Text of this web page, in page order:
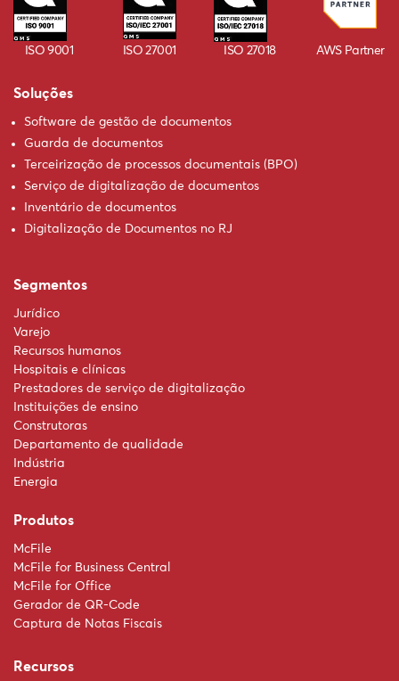
Soluções
Software de gestão de documentos
Guarda de documentos
Terceirização de processos documentais (BPO)
Serviço de digitalização de documentos
Inventário de documentos
Digitalização de Documentos no RJ
ISO 9001 ISO 27001 ISO 27018 AWS Partner
Segmentos
Jurídico
Varejo
Recursos humanos
Hospitais e clínicas
Prestadores de serviço de digitalização
Instituições de ensino
Construtoras
Departamento de qualidade
Indústria
Energia
Produtos
McFile
McFile for Business Central
McFile for Office
Gerador de QR-Code
Captura de Notas Fiscais
Recursos